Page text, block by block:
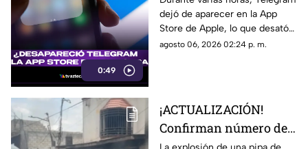
0:49
dejó de aparecer en la App
Store de Apple, lo que desató
especulaciones en redes
aplicación, aclaró que el retiro
temporal se debió a un
incidente de ciberseguridad.
agosto 06, 2026 02:24 p. m.
¡ACTUALIZACIÓN!
Confirman número de